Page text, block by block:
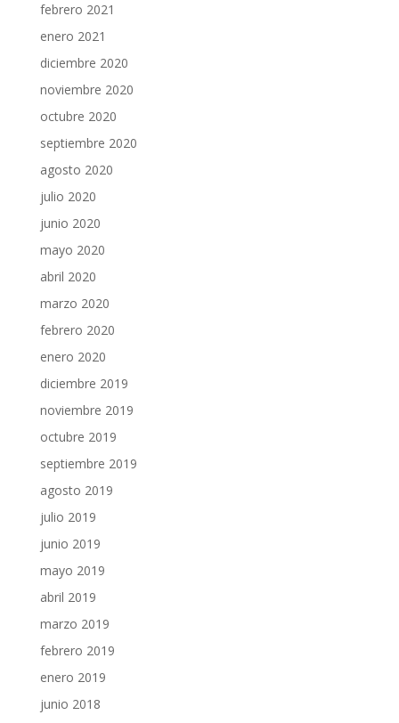
febrero 2021
enero 2021
diciembre 2020
noviembre 2020
octubre 2020
septiembre 2020
agosto 2020
julio 2020
junio 2020
mayo 2020
abril 2020
marzo 2020
febrero 2020
enero 2020
diciembre 2019
noviembre 2019
octubre 2019
septiembre 2019
agosto 2019
julio 2019
junio 2019
mayo 2019
abril 2019
marzo 2019
febrero 2019
enero 2019
junio 2018